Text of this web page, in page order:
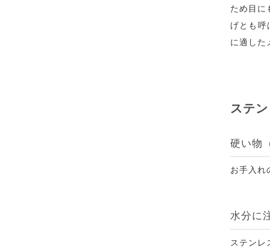
ため目に
げとも呼
に適した
ステ
硬い物
お手入れ
水分に
ステンレ